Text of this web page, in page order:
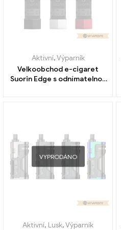
Aktivní,Výparník
Velkoobchod e-cigaret
Suorin Edge s odnímatelnou
VYPRODÁNO
Aktivní, Lusk,Výparník